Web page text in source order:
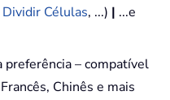
Dividir Células, ...) | ...e
preferência – compatível
Chinês e mais